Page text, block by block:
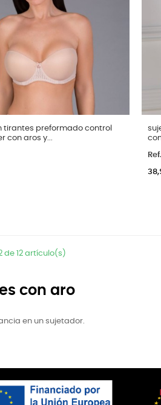
100C 105C
tirantes preformado control
con aros y...
Ref.
de 12 artículo(s)
con aro
en un sujetador.